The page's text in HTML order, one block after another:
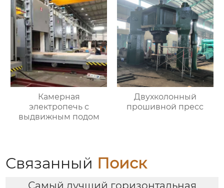
Камерная
электропечь с
выдвижным подом
Двухколонный
прошивной пресс
Связанный Поиск
Самый лучший горизонтальная